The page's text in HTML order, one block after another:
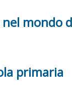
mondo
primaria